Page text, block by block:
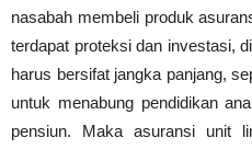
nasabah membeli produk
terdapat proteksi dan investasi,
harus bersifat jangka panjang,
untuk menabung pendidikan
pensiun. Maka asuransi unit